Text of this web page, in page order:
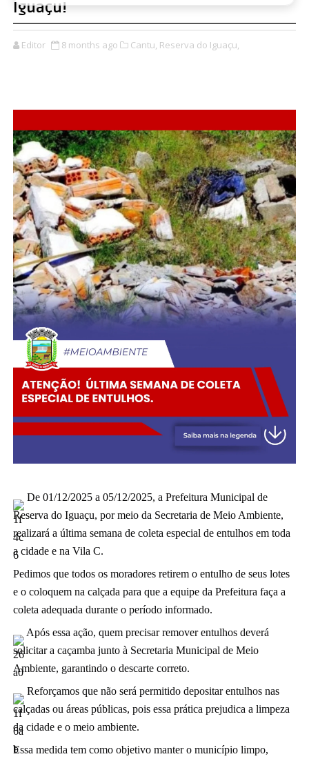
Iguaçu!
Editor 8 months ago Cantu, Reserva do Iguaçu,
De 01/12/2025 a 05/12/2025, a Prefeitura Municipal de
Reserva do Iguaçu, por meio da Secretaria de Meio Ambiente,
realizará a última semana de coleta especial de entulhos em toda
a cidade e na Vila C.
Pedimos que todos os moradores retirem o entulho de seus lotes
e o coloquem na calçada para que a equipe da Prefeitura faça a
coleta adequada durante o período informado.
Após essa ação, quem precisar remover entulhos deverá
solicitar a caçamba junto à Secretaria Municipal de Meio
Ambiente, garantindo o descarte correto.
Reforçamos que não será permitido depositar entulhos nas
calçadas ou áreas públicas, pois essa prática prejudica a limpeza
da cidade e o meio ambiente.
Essa medida tem como objetivo manter o município limpo,